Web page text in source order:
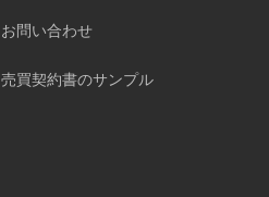
お問い合わせ
売買契約書のサンプル